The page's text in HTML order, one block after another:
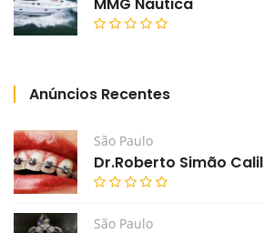
Anúncios Recentes
São Paulo
Dr.Roberto Simão Calil
São Paulo